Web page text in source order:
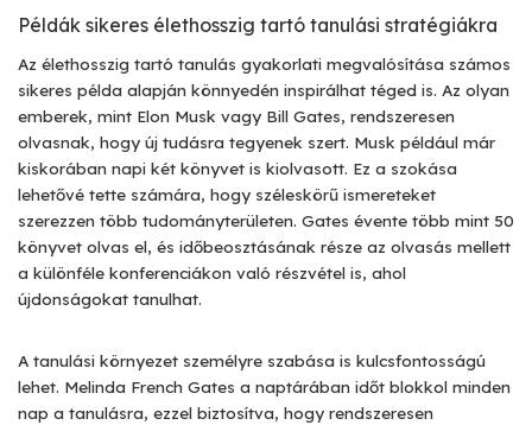
Példák sikeres élethosszig tartó tanulási stratégiákra
Az élethosszig tartó tanulás gyakorlati megvalósítása számos
sikeres példa alapján könnyedén inspirálhat téged is. Az olyan
emberek, mint Elon Musk vagy Bill Gates, rendszeresen
olvasnak, hogy új tudásra tegyenek szert. Musk például már
kiskorában napi két könyvet is kiolvasott. Ez a szokása
lehetővé tette számára, hogy széleskörű ismereteket
szerezzen több tudományterületen. Gates évente több mint 50
könyvet olvas el, és időbeosztásának része az olvasás mellett
a különféle konferenciákon való részvétel is, ahol
újdonságokat tanulhat.
A tanulási környezet személyre szabása is kulcsfontosságú
lehet. Melinda French Gates a naptárában időt blokkol minden
nap a tanulásra, ezzel biztosítva, hogy rendszeresen